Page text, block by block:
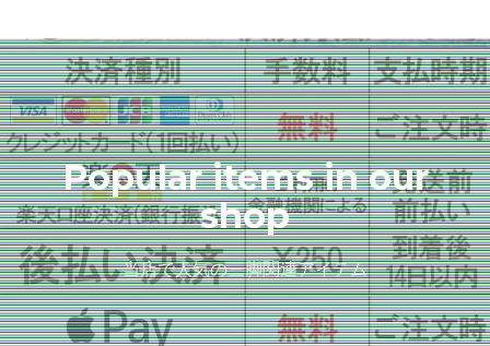
Popular items in our
shop
当店で人気の三脚関連アイテム